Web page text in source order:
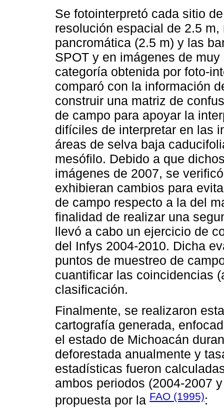
Se fotointerpretó cada sitio
resolución espacial de 2.5
pancromática (2.5 m) y las
SPOT y en imágenes de
categoría obtenida por foto-
comparó con la información
construir una matriz de
de campo para apoyar la
difíciles de interpretar en las
áreas de selva baja
mesófilo. Debido a que
imágenes de 2007, se
exhibieran cambios para
de campo respecto a la del
finalidad de realizar una
llevó a cabo un ejercicio de
del Infys 2004-2010. Dicha
puntos de muestreo de
cuantificar las coincidencias
clasificación.
Finalmente, se realizaron
cartografía generada,
el estado de Michoacán
deforestada anualmente y
estadísticas fueron
ambos periodos (2004-2007
propuesta por la FAO (1995):